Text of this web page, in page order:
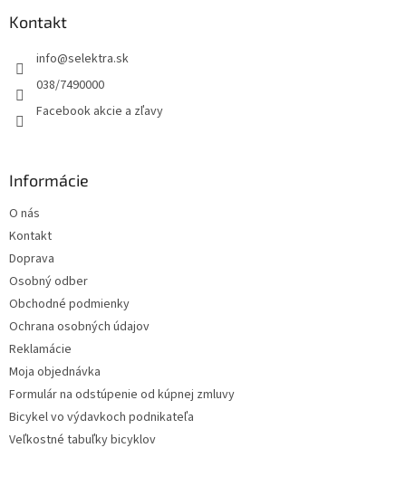
Kontakt
info@selektra.sk
038/7490000
Facebook akcie a zľavy
Informácie
O nás
Kontakt
Doprava
Osobný odber
Obchodné podmienky
Ochrana osobných údajov
Reklamácie
Moja objednávka
Formulár na odstúpenie od kúpnej zmluvy
Bicykel vo výdavkoch podnikateľa
Veľkostné tabuľky bicyklov